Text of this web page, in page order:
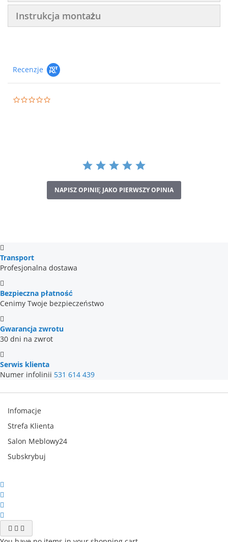
Instrukcja montażu
Recenzje
NAPISZ OPINIĘ JAKO PIERWSZY OPINIA
Transport
Profesjonalna dostawa
Bezpieczna płatność
Cenimy Twoje bezpieczeństwo
Gwarancja zwrotu
30 dni na zwrot
Serwis klienta
Numer infolinii 531 614 439
Infomacje
Strefa Klienta
Salon Meblowy24
Subskrybuj